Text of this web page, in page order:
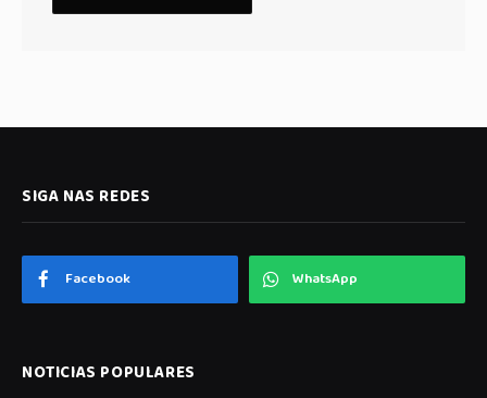
SIGA NAS REDES
Facebook WhatsApp
NOTICIAS POPULARES